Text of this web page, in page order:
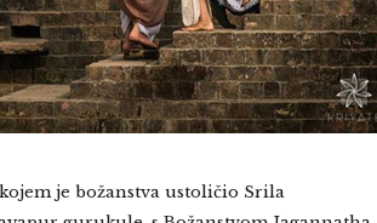
je božanstva ustoličio Srila